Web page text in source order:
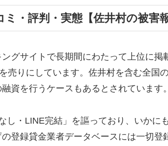
・評判・実態【佐井村の被害
グサイトで長期間にわたって上位に掲
売りにしています。佐井村を含む全国
資を行うケースもあるとされています。
し・LINE完結」を謳っており、いかに
登録貸金業者データベースには一切登